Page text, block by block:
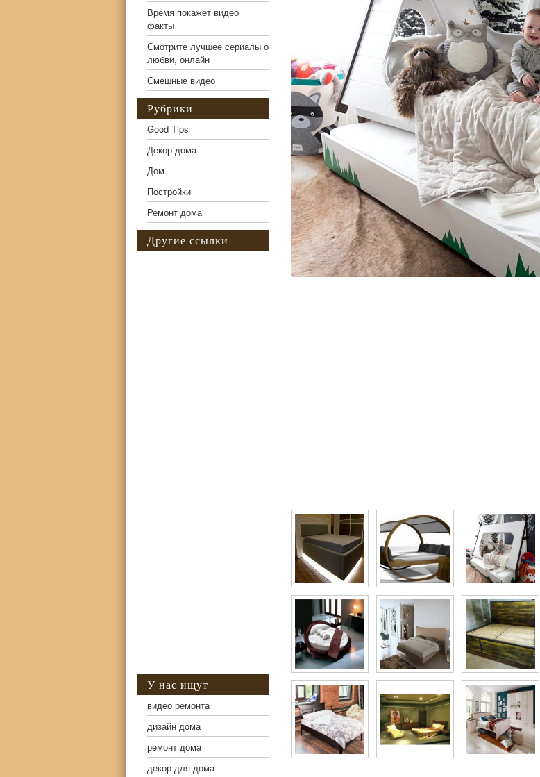
Время покажет видео
факты
Смотрите лучшее сериалы о
любви, онлайн
Смешные видео
Рубрики
Good Tips
Декор дома
Дом
Постройки
Ремонт дома
Другие ссылки
У нас ищут
видео ремонта
дизайн дома
ремонт дома
декор для дома